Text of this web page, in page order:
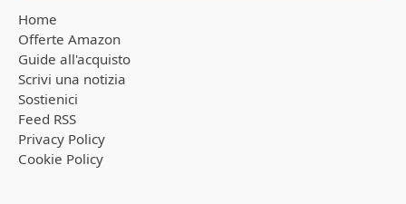
Home
Offerte Amazon
Guide all'acquisto
Scrivi una notizia
Sostienici
Feed RSS
Privacy Policy
Cookie Policy